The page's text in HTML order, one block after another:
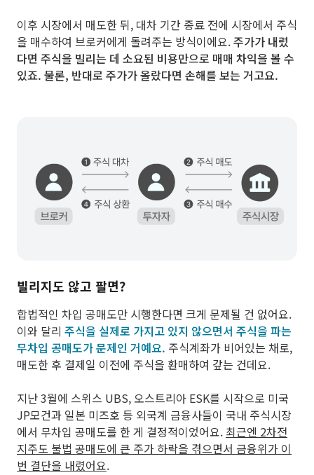
이후 시장에서 매도한 뒤, 대차 기간 종료 전에 시장에서 주식
을 매수하여 브로커에게 돌려주는 방식이에요.주가가 내렸
다면 주식을 빌리는 데 소요된 비용만으로 매매 차익을 볼 수
있죠. 물론, 반대로 주가가 올랐다면 손해를 보는 거고요.
빌리지도 않고 팔면?
합법적인 차입 공매도만 시행한다면 크게 문제될 건 없어요.
이와 달리 주식을 실제로 가지고 있지 않으면서 주식을 파는
무차입 공매도가 문제인 거예요. 주식계좌가 비어있는 채로,
매도한 후 결제일 이전에 주식을 환매하여 갚는 건데요.
지난 3월에 스위스 UBS, 오스트리아 ESK를 시작으로 미국
JP모건과 일본 미즈호 등 외국계 금융사들이 국내 주식시장
에서 무차입 공매도를 한 게 결정적이었어요. 최근엔 2차전
지주도 불법 공매도에 큰 주가 하락을 겪으면서 금융위가 이
번 결단을 내렸어요.